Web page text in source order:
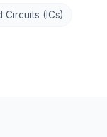
Circuits (ICs)